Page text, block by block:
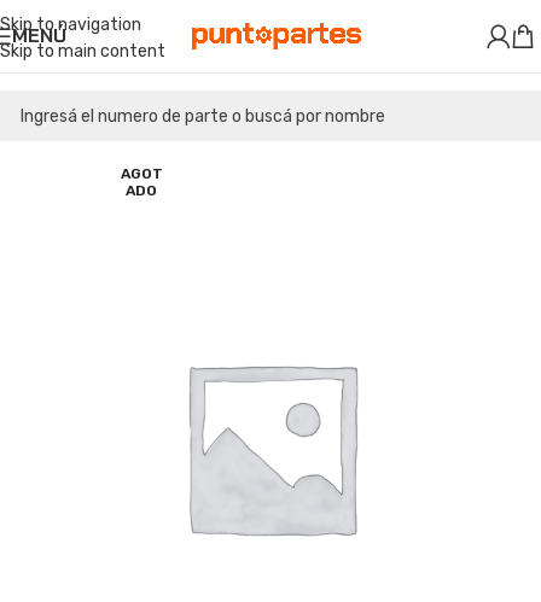
Skip to navigation
Skip to main content
MENÚ
AGOT
ADO